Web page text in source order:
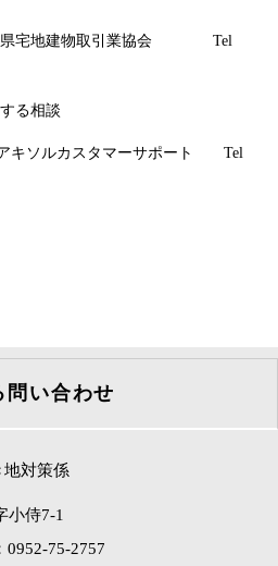
宅地建物取引業協会 Tel
る相談
ルカスタマーサポート Tel
問い合わせ
地対策係
小侍7-1
0952-75-2757